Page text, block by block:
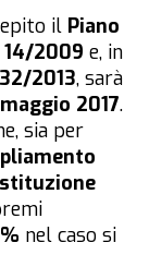
il Piano
14/2009 e, in
2013, sarà
maggio 2017.
sia per
nel caso si